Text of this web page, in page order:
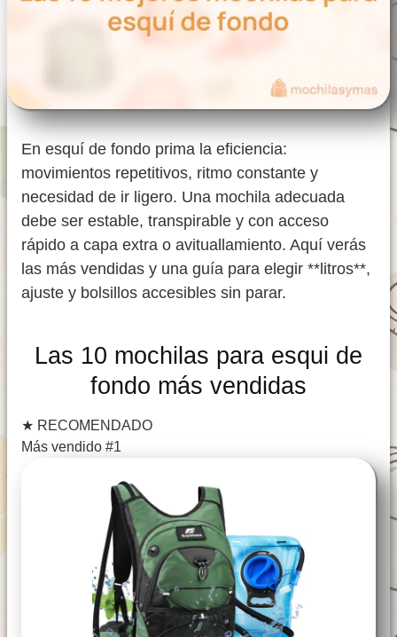
En esquí de fondo prima la eficiencia:
movimientos repetitivos, ritmo constante y
necesidad de ir ligero. Una mochila adecuada
debe ser estable, transpirable y con acceso
rápido a capa extra o avituallamiento. Aquí verás
las más vendidas y una guía para elegir **litros**,
ajuste y bolsillos accesibles sin parar.
Las 10 mochilas para esqui de
fondo más vendidas
★ RECOMENDADO
Más vendido #1